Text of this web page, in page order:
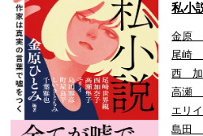
私小
金原
尾崎
西 加
高瀬
エリイ
島田